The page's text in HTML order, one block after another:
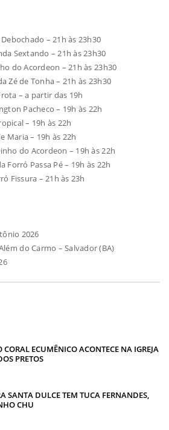
– 21h às 23h30
Sextando – 21h às 23h30
do Acordeon – 21h às 23h30
Zé de Tonha – 21h às 23h30
– a partir das 19h
Pacheco – 19h às 22h
– 19h às 22h
Maria – 19h às 22h
do Acordeon – 19h às 22h
Forró Passa Pé – 19h às 22h
Fissura – 21h às 23h
2026
do Carmo – Salvador (BA)
CORAL ECUMÊNICO ACONTECE NA IGREJA
PRETOS
SANTA DULCE TEM TUCA FERNANDES,
CHU